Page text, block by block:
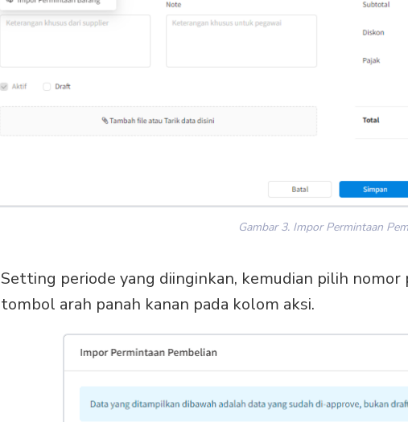
Gambar 3. Impor Permintaan
Setting periode yang diinginkan, kemudian pilih
tombol arah panah kanan pada kolom aksi.